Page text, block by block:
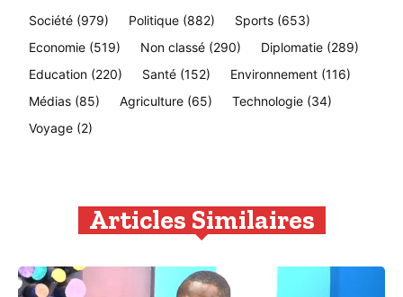
Société (979) Politique (882) Sports (653)
Economie (519) Non classé (290) Diplomatie (289)
Education (220) Santé (152) Environnement (116)
Médias (85) Agriculture (65) Technologie (34)
Voyage (2)
Articles Similaires